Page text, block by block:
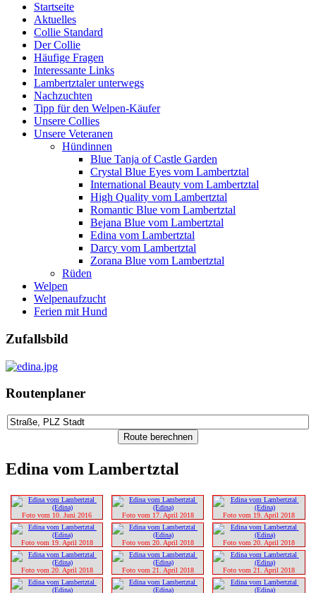
Startseite
Aktuelles
Collie Standard
Der Collie
Häufige Fragen
Interessante Links
Lambertztaler unterwegs
Nachzuchten
Tipp für den Welpen-Käufer
Unsere Collies
Unsere Veteranen
Hündinnen
Blue Tanja of Castle Garden
Crystal Blue Eyes vom Lambertztal
International Beauty vom Lambertztal
High Quality vom Lambertztal
Romantic Blue vom Lambertztal
Bejana Blue vom Lambertztal
Edina vom Lambertztal
Darcy vom Lambertztal
Zorana Blue vom Lambertztal
Rüden
Welpen
Welpenaufzucht
Ferien mit Hund
Zufallsbild
Routenplaner
Edina vom Lambertztal
Foto vom 17. April 2018
Foto vom 19. April 2018 Foto vom 20. April 2018
Foto vom 20. April 2018 Foto vom 21. April 2018